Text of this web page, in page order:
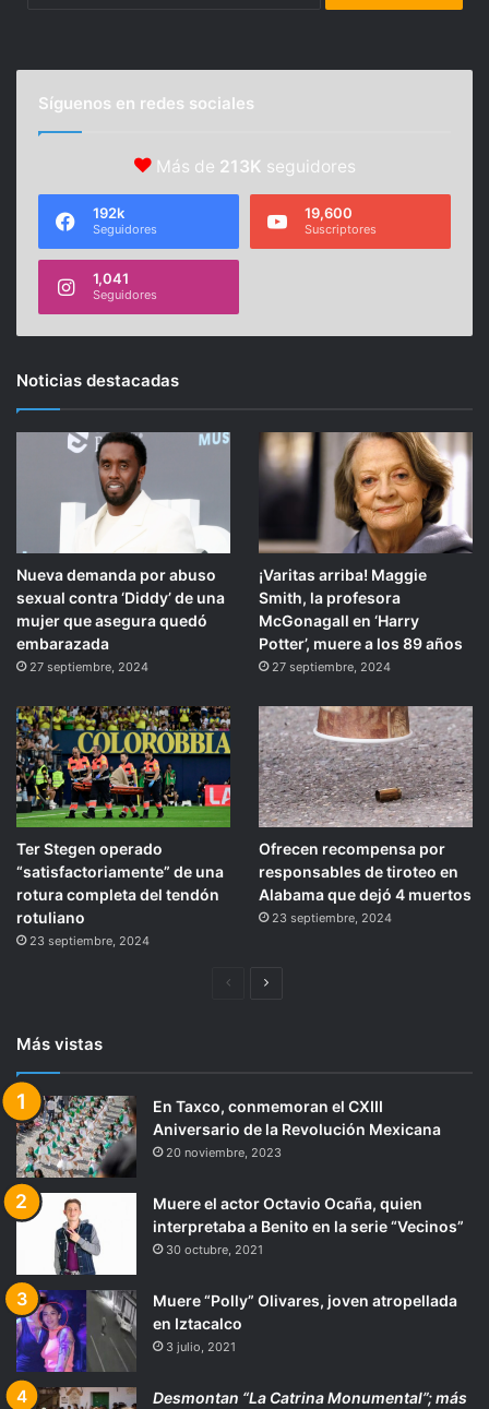
Síguenos en redes sociales
Más de 213K seguidores
192k
Seguidores
19,600
Suscriptores
1,041
Seguidores
Noticias destacadas
Nueva demanda por abuso
sexual contra ‘Diddy’ de una
mujer que asegura quedó
embarazada
27 septiembre, 2024
¡Varitas arriba! Maggie
Smith, la profesora
McGonagall en ‘Harry
Potter’, muere a los 89 años
27 septiembre, 2024
Ter Stegen operado
“satisfactoriamente” de una
rotura completa del tendón
rotuliano
23 septiembre, 2024
Ofrecen recompensa por
responsables de tiroteo en
Alabama que dejó 4 muertos
23 septiembre, 2024
PáginaSiguiente
Más vistas
En Taxco, conmemoran el CXIII
Aniversario de la Revolución Mexicana
20 noviembre, 2023
Muere el actor Octavio Ocaña, quien
interpretaba a Benito en la serie “Vecinos”
30 octubre, 2021
Muere “Polly” Olivares, joven atropellada
en Iztacalco
3 julio, 2021
Desmontan “La Catrina Monumental”; más